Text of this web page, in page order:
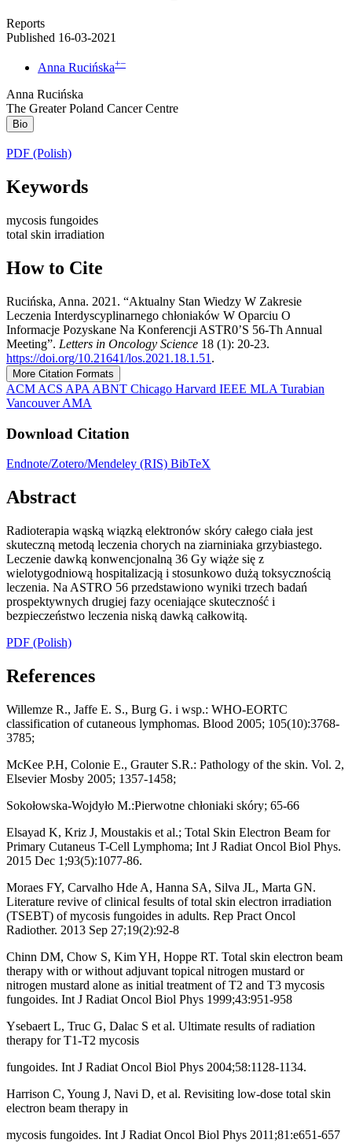
Reports
Published 16-03-2021
Anna Rucińska+−
Anna Rucińska
The Greater Poland Cancer Centre
Bio
PDF (Polish)
Keywords
mycosis fungoides
total skin irradiation
How to Cite
Rucińska, Anna. 2021. “Aktualny Stan Wiedzy W Zakresie
Leczenia Interdyscyplinarnego chłoniaków W Oparciu O
Informacje Pozyskane Na Konferencji ASTR0’S 56-Th Annual
Meeting”. Letters in Oncology Science 18 (1): 20-23.
https://doi.org/10.21641/los.2021.18.1.51 .
More Citation Formats
ACM ACS APA ABNT Chicago Harvard IEEE MLA Turabian
VancouverAMA
Download Citation
Endnote/Zotero/Mendeley (RIS) BibTeX
Abstract
Radioterapia wąską wiązką elektronów skóry całego ciała jest
skuteczną metodą leczenia chorych na ziarniniaka grzybiastego.
Leczenie dawką konwencjonalną 36 Gy wiąże się z
wielotygodniową hospitalizacją i stosunkowo dużą toksycznością
leczenia. Na ASTRO 56 przedstawiono wyniki trzech badań
prospektywnych drugiej fazy oceniające skuteczność i
bezpieczeństwo leczenia niską dawką całkowitą.
PDF (Polish)
References
Willemze R., Jaffe E. S., Burg G. i wsp.: WHO-EORTC
classification of cutaneous lymphomas. Blood 2005; 105(10):3768-
3785;
McKee P.H, Colonie E., Grauter S.R.: Pathology of the skin. Vol. 2,
Elsevier Mosby 2005; 1357-1458;
Sokołowska-Wojdyło M.:Pierwotne chłoniaki skóry; 65-66
Elsayad K, Kriz J, Moustakis et al.; Total Skin Electron Beam for
Primary Cutaneus T-Cell Lymphoma; Int J Radiat Oncol Biol Phys.
2015 Dec 1;93(5):1077-86.
Moraes FY, Carvalho Hde A, Hanna SA, Silva JL, Marta GN.
Literature revive of clinical fesults of total skin electron irradiation
(TSEBT) of mycosis fungoides in adults. Rep Pract Oncol
Radiother. 2013 Sep 27;19(2):92-8
Chinn DM, Chow S, Kim YH, Hoppe RT. Total skin electron beam
therapy with or without adjuvant topical nitrogen mustard or
nitrogen mustard alone as initial treatment of T2 and T3 mycosis
fungoides. Int J Radiat Oncol Biol Phys 1999;43:951-958
Ysebaert L, Truc G, Dalac S et al. Ultimate results of radiation
therapy for T1-T2 mycosis
fungoides. Int J Radiat Oncol Biol Phys 2004;58:1128-1134.
Harrison C, Young J, Navi D, et al. Revisiting low-dose total skin
electron beam therapy in
mycosis fungoides. Int J Radiat Oncol Biol Phys 2011;81:e651-657